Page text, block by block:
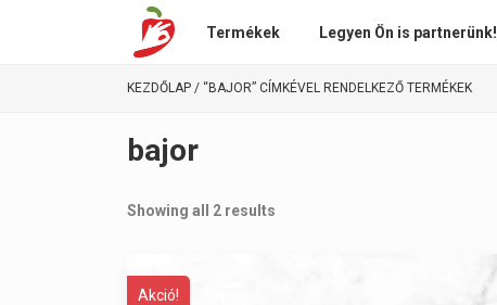
Termékek Legyen Ön is partnerünk!
KEZDŐLAP / “BAJOR” CÍMKÉVEL RENDELKEZŐ TERMÉKEK
bajor
Showing all 2 results
Akció!